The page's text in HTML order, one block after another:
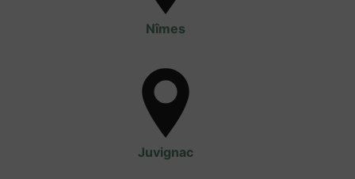
Nîmes
Juvignac